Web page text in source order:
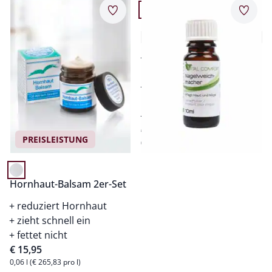
PREISLEISTUNG
Hornhaut-Balsam 2er-Set
reduziert Hornhaut
zieht schnell ein
fettet nicht
€ 15,95
0,06 l (€ 265,83 pro l)
Merkzettel
Nagel-Weichmacher
5,0 (2)
macht harte Nägel
geschmeidig
erleichtert das
Schneiden
pflegt Haut und Nägel
€ 9,95
0,01 l (€ 995,00 pro l)